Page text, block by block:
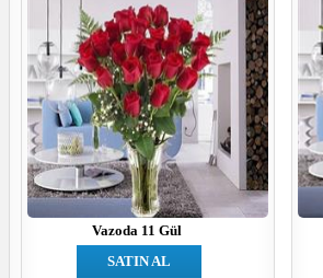
Vazoda 11 Gül
SATIN AL